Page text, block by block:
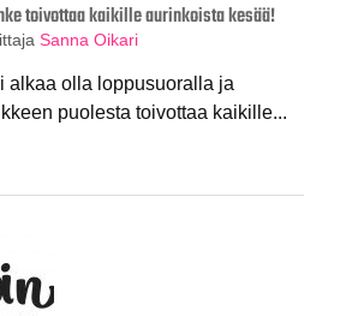
toivottaa kaikille aurinkoista kesää!
Sanna Oikari
alkaa olla loppusuoralla ja
puolesta toivottaa kaikille...